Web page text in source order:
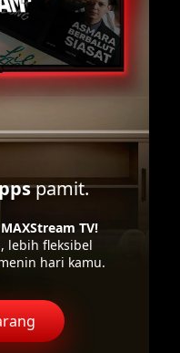
pamit.
MAXStream TV!
lebih fleksibel
hari kamu.